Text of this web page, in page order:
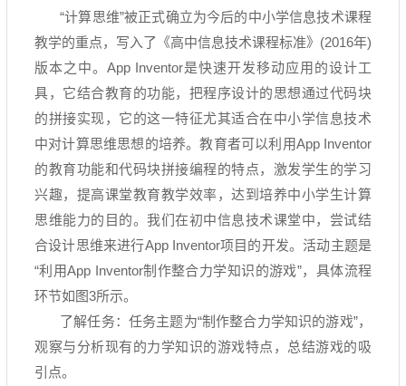
“计算思维”被正式确立为今后的中小学信息技术课程
教学的重点，写入了《高中信息技术课程标准》 (2016年)
版本之中。 App Inventor是快速开发移动应用的设计工
具，它结合教育的功能，把程序设计的思想通过代码块
的拼接实现，它的这一特征尤其适合在中小学信息技术
中对计算思维思想的培养。教育者可以利用App Inventor
的教育功能和代码块拼接编程的特点，激发学生的学习
兴趣，提高课堂教育教学效率，达到培养中小学生计算
思维能力的目的。我们在初中信息技术课堂中，尝试结
合设计思维来进行App Inventor项目的开发。活动主题是
“利用App Inventor制作整合力学知识的游戏”，具体流程
环节如图3所示。
了解任务：任务主题为“制作整合力学知识的游戏”，
观察与分析现有的力学知识的游戏特点，总结游戏的吸
引点。